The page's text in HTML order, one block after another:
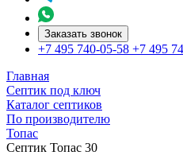
Заказать звонок
+7 495 740-05-58 +7 495
Главная
Септик под ключ
Каталог септиков
По производителю
Топас
Септик Топас 30